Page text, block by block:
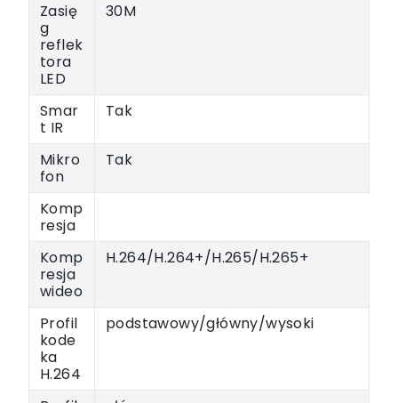
Zasię
g
reflek
tora
LED
30M
Smar
t IR
Tak
Mikro
fon
Tak
Komp
resja
Komp
resja
wideo
H.264/H.264+/H.265/H.265+
Profil
kode
ka
H.264
podstawowy/główny/wysoki